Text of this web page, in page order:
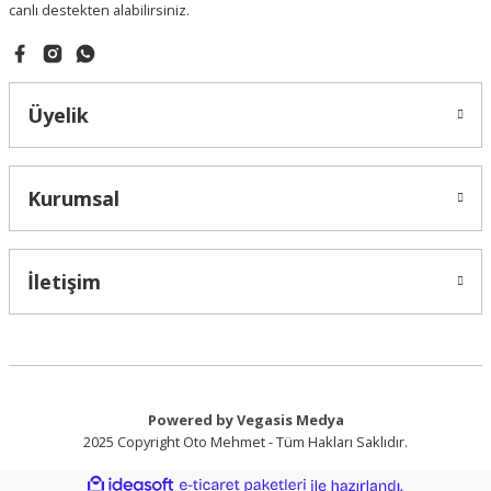
canlı destekten alabilirsiniz.
Üyelik
Kurumsal
İletişim
Powered by Vegasis Medya
2025 Copyright Oto Mehmet - Tüm Hakları Saklıdır.
ideasoft e-